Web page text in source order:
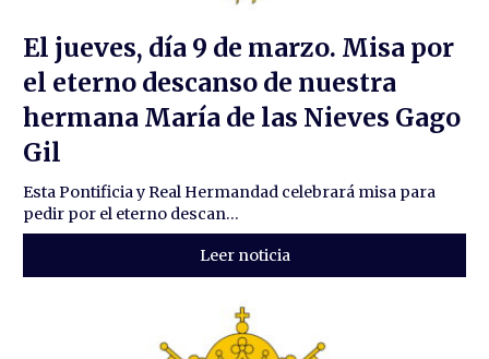
El jueves, día 9 de marzo. Misa por
el eterno descanso de nuestra
hermana María de las Nieves Gago
Gil
Esta Pontificia y Real Hermandad celebrará misa para
pedir por el eterno descan...
Leer noticia